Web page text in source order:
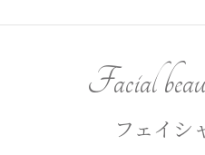
Facial
フェイシ